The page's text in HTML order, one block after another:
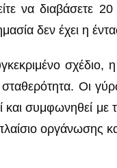
να διαβάσετε
δεν έχει η
σταθερότητα.
συμφωνηθεί με
οργάνωσης